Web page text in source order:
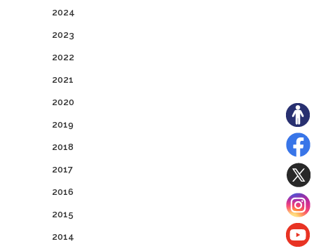
2024
2023
2022
2021
2020
2019
2018
2017
2016
2015
2014